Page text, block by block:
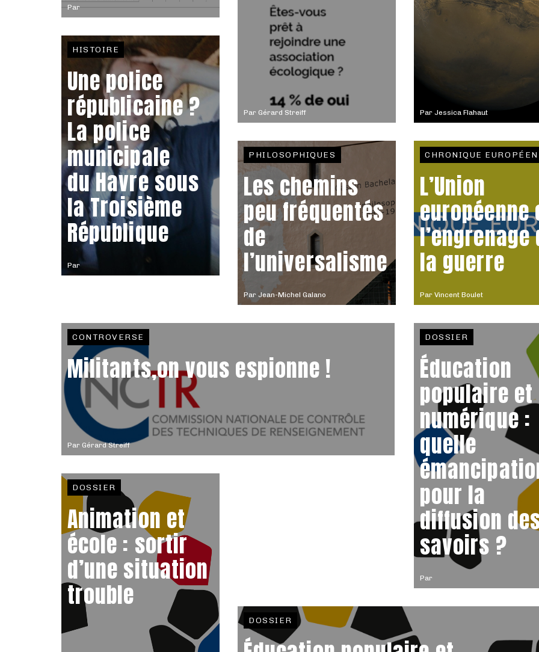
Par
Par Gérard Streiff Par Jessica Flahaut
Par
HISTOIRE
Une police
républicaine ?
La police
municipale
du Havre sous
la Troisième
République
Par Jean-Michel Galano
PHILOSOPHIQUES
Les chemins
peu fréquentés
de
l’universalisme
Par Gérard Streiff
CONTROVERSE
Militants,on vous espionne !
Par Vincent Boulet
CHRONIQUE
L’Union
européenne
l’engrenage
la guerre
Par
DOSSIER
Éducation
populaire et
numérique :
quelle
pour la
diffusion
savoirs ?
DOSSIER
Animation et
école : sortir
d’une situation
trouble
DOSSIER